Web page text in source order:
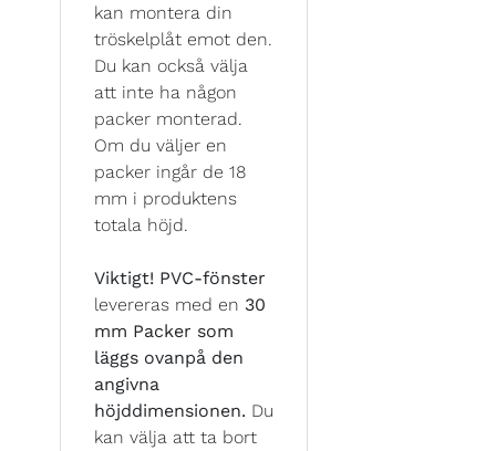
kan montera din
tröskelplåt emot den.
Du kan också välja
att inte ha någon
packer monterad.
Om du väljer en
packer ingår de 18
mm i produktens
totala höjd.
Viktigt! PVC-fönster
levereras med en 30
mm Packer som
läggs ovanpå den
angivna
höjddimensionen. Du
kan välja att ta bort